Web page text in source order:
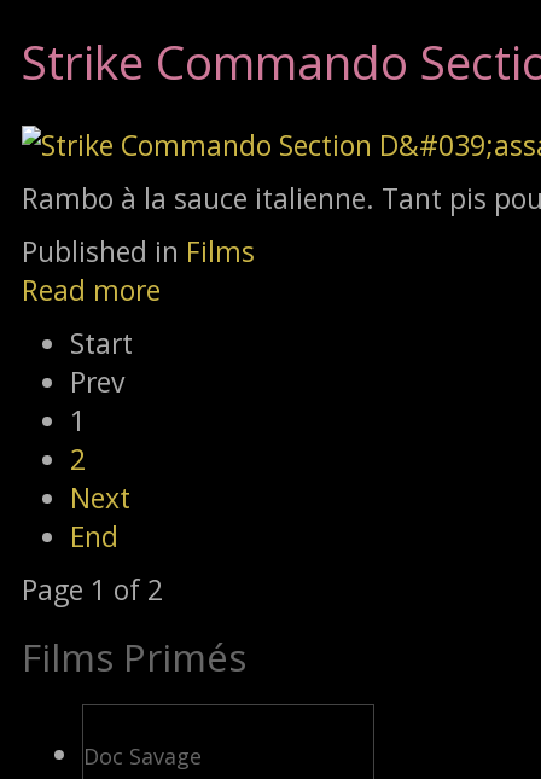
Strike Commando
Rambo à la sauce italienne. Tant pis
Published in Films
Read more
Start
Prev
1
2
Next
End
Page 1 of 2
Films Primés
Doc Savage